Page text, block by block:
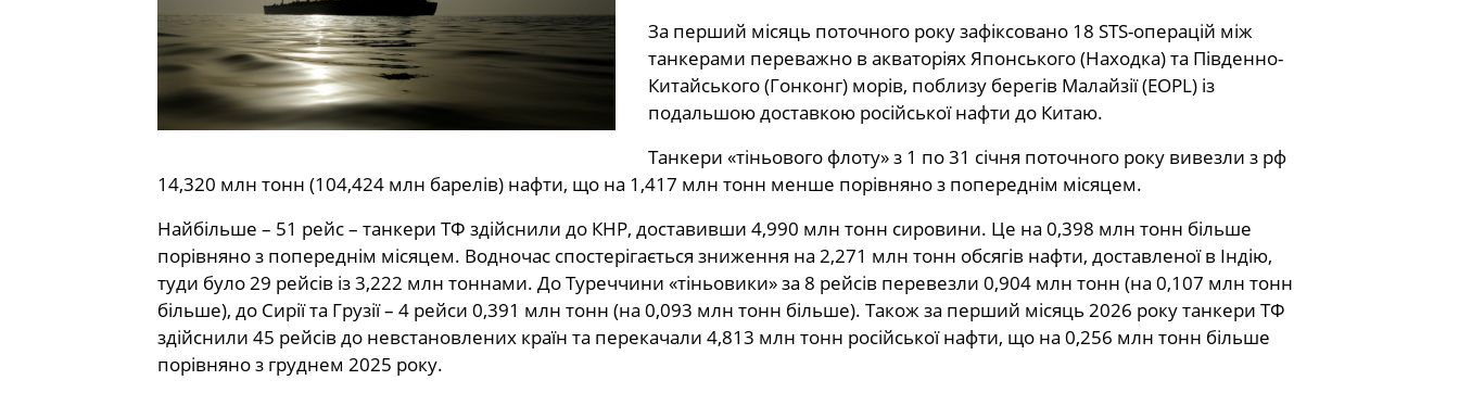
За перший місяць поточного року зафіксовано 18 STS-операцій між
танкерами переважно в акваторіях Японського (Находка) та Південно-
Китайського (Гонконг) морів, поблизу берегів Малайзії (EOPL) із
подальшою доставкою російської нафти до Китаю.
Танкери «тіньового флоту» з 1 по 31 січня поточного року вивезли з рф
14,320 млн тонн (104,424 млн барелів) нафти, що на 1,417 млн тонн менше порівняно з попереднім місяцем.
Найбільше – 51 рейс – танкери ТФ здійснили до КНР, доставивши 4,990 млн тонн сировини. Це на 0,398 млн тонн більше
порівняно з попереднім місяцем. Водночас спостерігається зниження на 2,271 млн тонн обсягів нафти, доставленої в Індію,
туди було 29 рейсів із 3,222 млн тоннами. До Туреччини «тіньовики» за 8 рейсів перевезли 0,904 млн тонн (на 0,107 млн тонн
більше), до Сирії та Грузії – 4 рейси 0,391 млн тонн (на 0,093 млн тонн більше). Також за перший місяць 2026 року танкери ТФ
здійснили 45 рейсів до невстановлених країн та перекачали 4,813 млн тонн російської нафти, що на 0,256 млн тонн більше
порівняно з груднем 2025 року.